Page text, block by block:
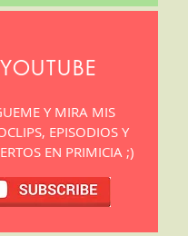
YOUTUBE
Y MIRA MIS
EPISODIOS Y
EN PRIMICIA ;)